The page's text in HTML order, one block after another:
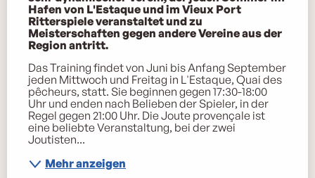
Hafen von L'Estaque und im Vieux Port
Ritterspiele veranstaltet und zu
Meisterschaften gegen andere Vereine aus der
Region antritt.
Das Training findet von Juni bis Anfang September
jeden Mittwoch und Freitag in L'Estaque, Quai des
pêcheurs, statt. Sie beginnen gegen 17:30-18:00
Uhr und enden nach Belieben der Spieler, in der
Regel gegen 21:00 Uhr. Die Joute provençale ist
eine beliebte Veranstaltung, bei der zwei
Joutisten...
Mehr anzeigen